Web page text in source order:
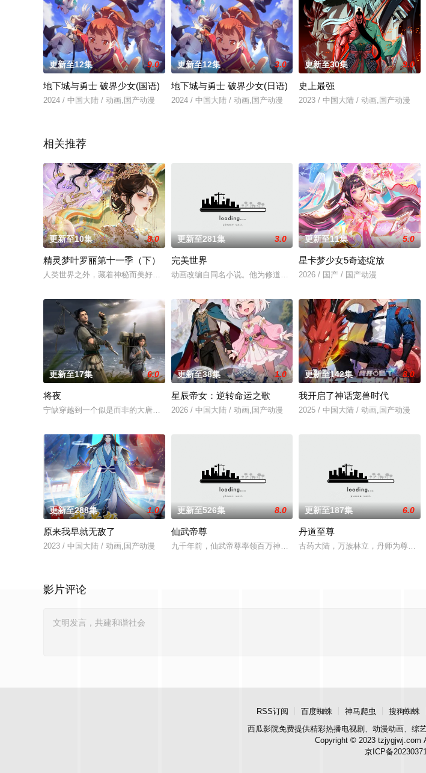
更新至12集 9.0
地下城与勇士 破界少女(国语)
2024 / 中国大陆 / 动画,国产动漫
更新至12集 3.0
地下城与勇士 破界少女(日语)
2024 / 中国大陆 / 动画,国产动漫
更新至30集 9.0
史上最强
2023 / 中国大陆 / 动画,国产动漫
相关推荐
更新至10集 8.0
精灵梦叶罗丽第十一季（下）
人类世界之外，藏着神秘而美好的叶罗丽仙境。这里的仙子因自然与人类世界的兴衰而生，也与万物命运相连
更新至281集 3.0
完美世界
动画改编自同名小说。他为修道而生，为应劫而至，他身化亿万血雨，洒
更新至11集 5.0
星卡梦少女5奇迹绽放
2026 / 国产 / 国产动漫
更新至17集 6.0
将夜
宁缺穿越到一个似是而非的大唐世界，却发现此处为处处惊险的修行世界，原本以为自己可以从此吃香喝辣，
更新至38集 1.0
星辰帝女：逆转命运之歌
2026 / 中国大陆 / 动画,国产动漫
更新至142集 8.0
我开启了神话宠兽时代
2025 / 中国大陆 / 动画,国产动漫
更新至288集 1.0
原来我早就无敌了
2023 / 中国大陆 / 动画,国产动漫
更新至526集 8.0
仙武帝尊
九千年前，仙武帝尊率领百万神将打入太古洪荒，却无一人归来，只有一
更新至187集 6.0
丹道至尊
古药大陆，万族林立，丹师为尊；双
影片评论
RSS订阅 百度蜘蛛 神马爬虫 搜狗蜘蛛
西瓜影院免费提供精彩热播电视剧、动漫动画、综
Copyright © 2023 tzjygjwj.com
京ICP备